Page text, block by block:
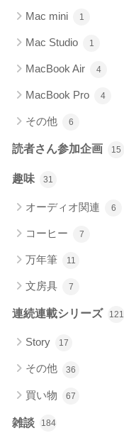
Mac mini 1
Mac Studio 1
MacBook Air 4
MacBook Pro 4
その他 6
読者さん参加企画 15
趣味 31
オーディオ関連 6
コーヒー 7
万年筆 11
文房具 7
連続連載シリーズ 121
Story 17
その他 36
買い物 67
雑談 184